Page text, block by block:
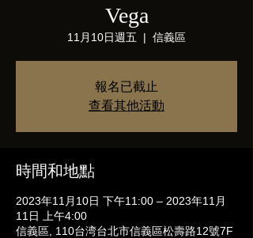
Vega
11月10日週五
  |
信義區
報名已截止
查看其他活動
時間和地點
2023年11月10日 下午11:00 – 2023年11月
11日 上午4:00
信義區, 110台湾台北市信義區松壽路12號7F